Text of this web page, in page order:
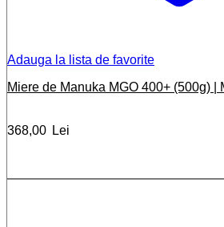
Adauga la lista de favorite
Miere de Manuka MGO 400+ (500g) |
368,00 Lei